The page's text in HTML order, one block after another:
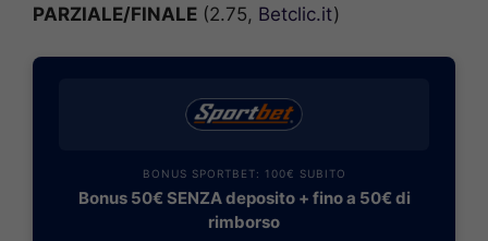
PARZIALE/FINALE (2.75, Betclic.it)
BONUS SPORTBET: 100€ SUBITO
Bonus 50€ SENZA deposito + fino a 50€ di
rimborso